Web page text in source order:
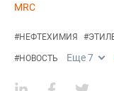
MRC
#НЕФТЕХИМИЯ #
#НОВОСТЬ Еще7